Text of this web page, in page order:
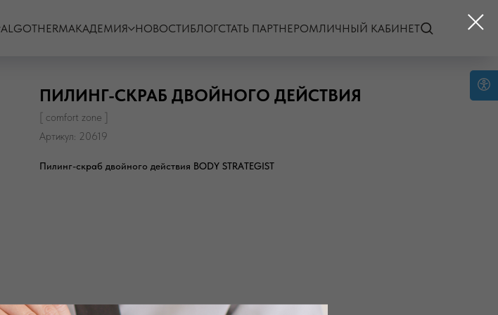
ALGOTHERMАКАДЕМИЯ НОВОСТИБЛОГСТАТЬ ПАРТНЕРОМЛИЧНЫЙ КАБИНЕТ
ПИЛИНГ-СКРАБ ДВОЙНОГО ДЕЙСТВИЯ
[ comfort zone ]
Артикул: 20619
Пилинг-скраб двойного действия BODY STRATEGIST